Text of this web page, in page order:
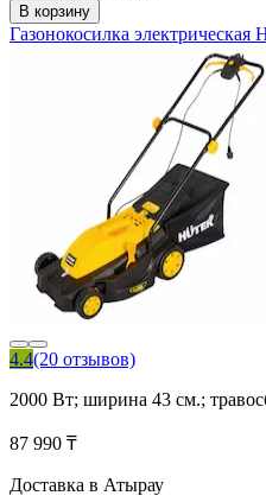
В корзину
Газонокосилка
4.4(20 отзывов)
2000 Вт; ширина 43 см.;
87 990 ₸
Доставка в Атырау